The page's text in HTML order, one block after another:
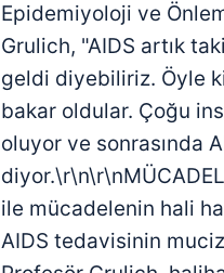
Epidemiyoloji ve
Grulich, "AIDS artık
geldi diyebiliriz. Öyle
bakar oldular. Çoğu
oluyor ve sonrasında
ile mücadelenin hali
AIDS tedavisinin